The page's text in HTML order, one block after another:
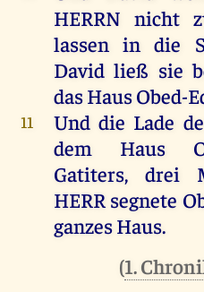
HERRN nicht
lassen in die
David ließ sie
dasHausObed-
11 Und die Lade
dem
Haus
Gatiters, drei
HERR segnete
ganzesHaus.
(1.